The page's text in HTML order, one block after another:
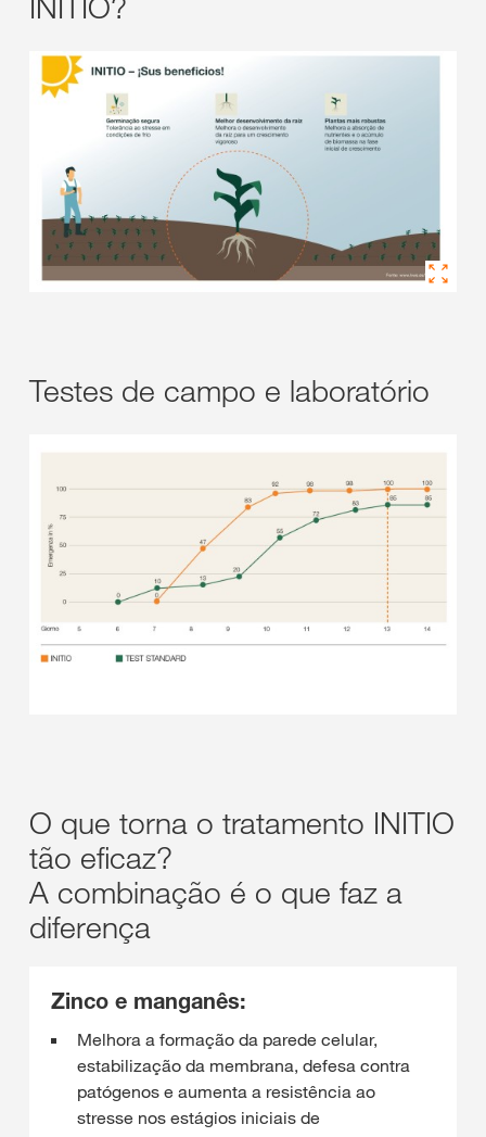
Testes de campo e laboratório
O que torna o tratamento INITIO
tão eficaz?
A combinação é o que faz a
diferença
Zinco e manganês:
Melhora a formação da parede celular,
estabilização da membrana, defesa contra
patógenos e aumenta a resistência ao
stresse nos estágios iniciais de